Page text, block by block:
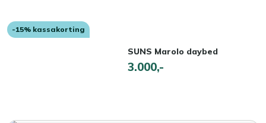
-15% kassakorting
SUNS Marolo daybed
3.000,-